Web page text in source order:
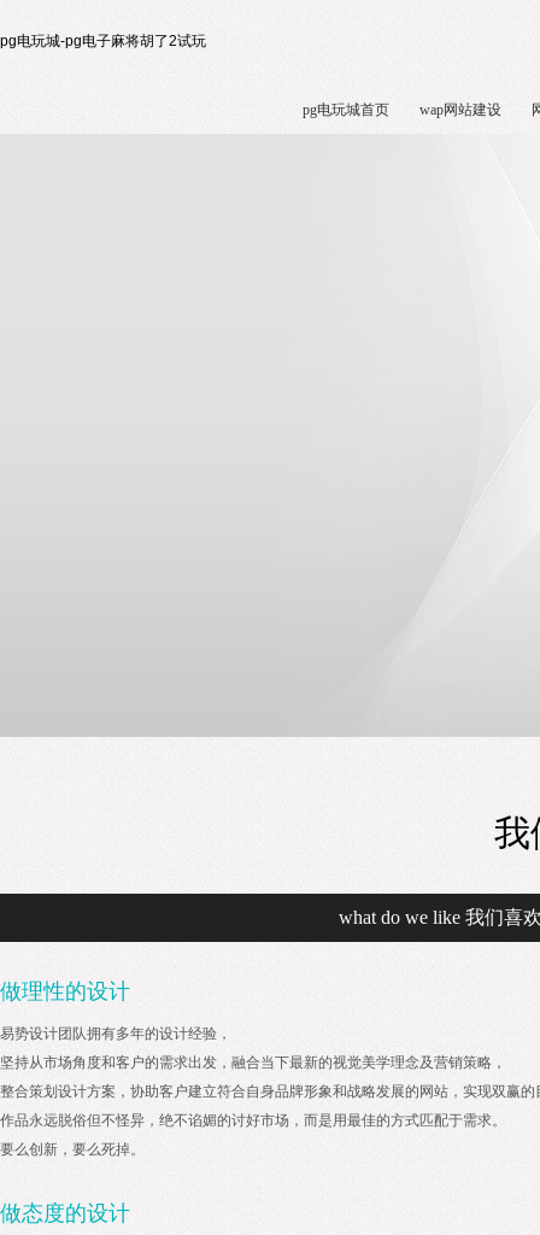
pg电玩城-pg电子麻将胡了2试玩
pg电玩城首页 wap网站建设
我
what do we like 我们喜
做理性的设计
易势设计团队拥有多年的设计经验，
坚持从市场角度和客户的需求出发，融合当下最新的视觉美学理念及营销策略，
整合策划设计方案，协助客户建立符合自身品牌形象和战略发展的网站，实现双赢的
作品永远脱俗但不怪异，绝不谄媚的讨好市场，而是用最佳的方式匹配于需求。
要么创新，要么死掉。
做态度的设计